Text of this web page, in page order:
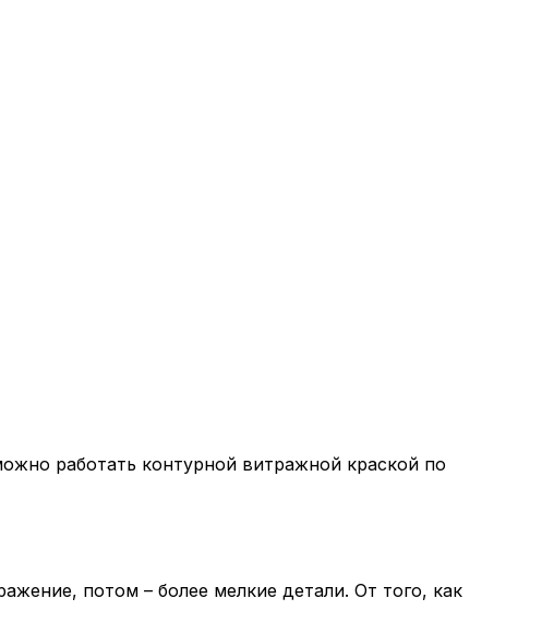
работать контурной витражной краской по
потом – более мелкие детали. От того, как